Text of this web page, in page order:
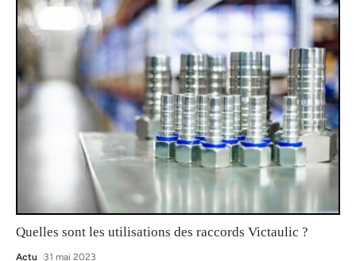
Quelles sont les utilisations des raccords Victaulic ?
Actu 31 mai 2023